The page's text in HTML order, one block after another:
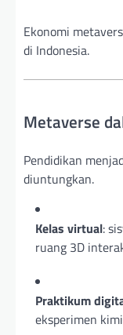
Ekonomi
di Indonesia.
Metaverse
Pendidikan
diuntungkan.
Kelas virtual:
ruang 3D
Praktikum
eksperimen